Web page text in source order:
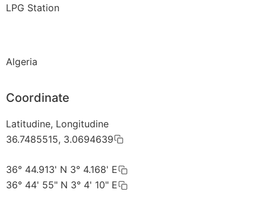
LPG Station
Algeria
Coordinate
Latitudine, Longitudine
36.7485515, 3.0694639
36° 44.913' N 3° 4.168' E
36° 44' 55" N 3° 4' 10" E